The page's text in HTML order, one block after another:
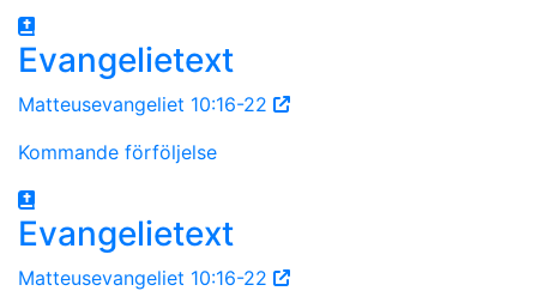
Evangelietext
Matteusevangeliet 10:16-22
Kommande förföljelse
Evangelietext
Matteusevangeliet 10:16-22